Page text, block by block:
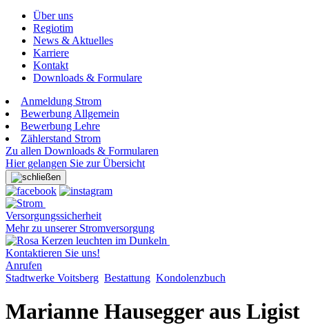
Über uns
Regiotim
News & Aktuelles
Karriere
Kontakt
Downloads & Formulare
Anmeldung Strom
Bewerbung Allgemein
Bewerbung Lehre
Zählerstand Strom
Zu allen Downloads & Formularen
Hier gelangen Sie zur Übersicht
Versorgungssicherheit
Mehr zu unserer Stromversorgung
Kontaktieren Sie uns!
Anrufen
Stadtwerke Voitsberg Bestattung Kondolenzbuch
Marianne Hausegger aus Ligist